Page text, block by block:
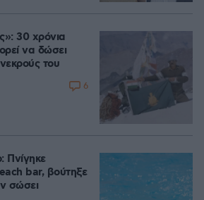
30 χρόνια
να δώσει
του
6
Πνίγηκε
bar, βούτηξε
σώσει